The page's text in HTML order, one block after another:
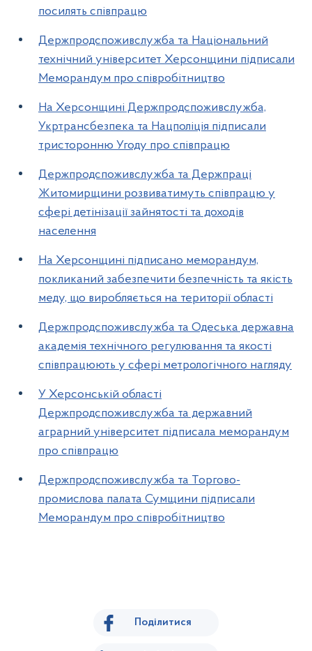
посилять співпрацю
Держпродспоживслужба та Національний
технічний університет Херсонщини підписали
Меморандум про співробітництво
На Херсонщині Держпродспоживслужба,
Укртрансбезпека та Нацполіція підписали
тристоронню Угоду про співпрацю
Держпродспоживслужба та Держпраці
Житомирщини розвиватимуть співпрацю у
сфері детінізації зайнятості та доходів
населення
На Херсонщині підписано меморандум,
покликаний забезпечити безпечність та якість
меду, що виробляється на території області
Держпродспоживслужба та Одеська державна
академія технічного регулювання та якості
співпрацюють у сфері метрологічного нагляду
У Херсонській області
Держпродспоживслужба та державний
аграрний університет підписала меморандум
про співпрацю
Держпродспоживслужба та Торгово-
промислова палата Сумщини підписали
Меморандум про співробітництво
Поділитися